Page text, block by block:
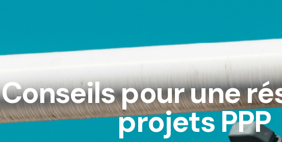
Conseils pour une
projets PPP